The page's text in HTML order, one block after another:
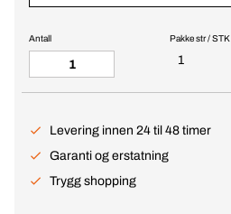
Pakke str / STK
1
Antall
Levering innen 24 til 48 timer
Garanti og erstatning
Trygg shopping